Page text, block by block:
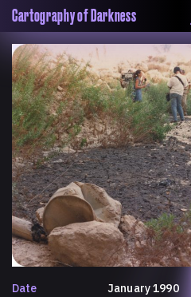
Cartography of Darkness
About
Map
Periodical
Repository
Contributors
Colophon
Date
January 1990